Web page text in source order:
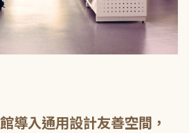
導入通用設計友善空間，